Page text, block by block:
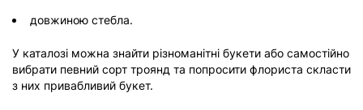
довжиною стебла.
У каталозі можна знайти різноманітні букети або самостійно
вибрати певний сорт троянд та попросити флориста скласти
з них привабливий букет.